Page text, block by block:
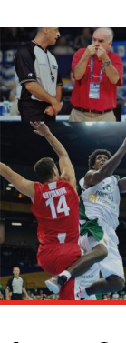
LIGA
LIGA